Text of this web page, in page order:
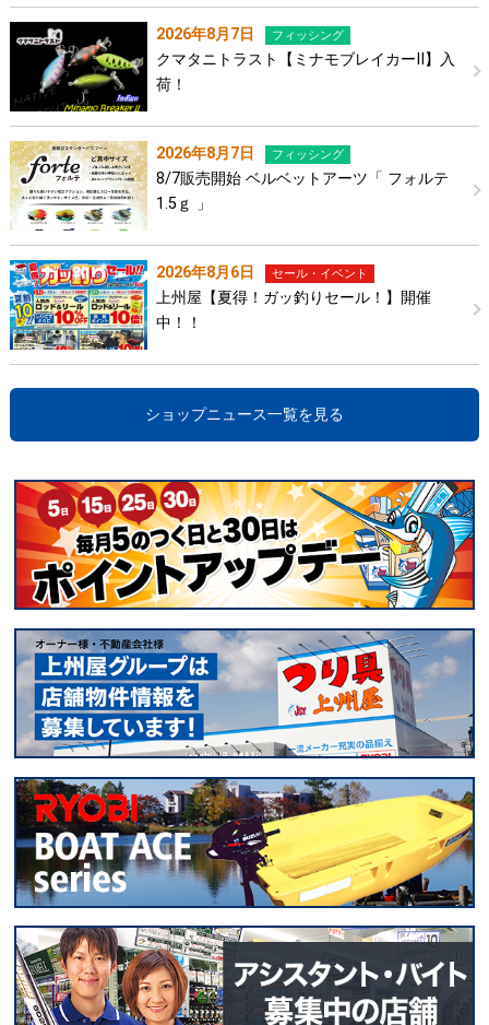
2026年8月7日 フィッシング
クマタニトラスト【ミナモブレイカーⅡ】入
荷！
2026年8月7日 フィッシング
8/7販売開始 ベルベットアーツ「 フォルテ
1.5ｇ 」
2026年8月6日 セール・イベント
上州屋【夏得！ガッ釣りセール！】開催
中！！
ショップニュース一覧を見る